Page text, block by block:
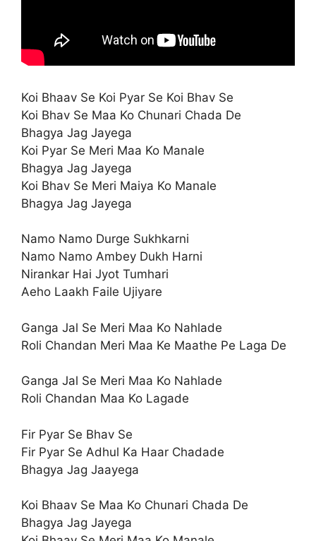
Koi Bhaav Se Koi Pyar Se Koi Bhav Se
Koi Bhav Se Maa Ko Chunari Chada De
Bhagya Jag Jayega
Koi Pyar Se Meri Maa Ko Manale
Bhagya Jag Jayega
Koi Bhav Se Meri Maiya Ko Manale
Bhagya Jag Jayega
Namo Namo Durge Sukhkarni
Namo Namo Ambey Dukh Harni
Nirankar Hai Jyot Tumhari
Aeho Laakh Faile Ujiyare
Ganga Jal Se Meri Maa Ko Nahlade
Roli Chandan Meri Maa Ke Maathe Pe Laga De
Ganga Jal Se Meri Maa Ko Nahlade
Roli Chandan Maa Ko Lagade
Fir Pyar Se Bhav Se
Fir Pyar Se Adhul Ka Haar Chadade
Bhagya Jag Jaayega
Koi Bhaav Se Maa Ko Chunari Chada De
Bhagya Jag Jayega